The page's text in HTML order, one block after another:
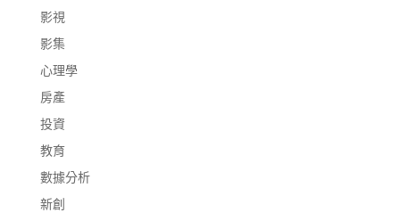
影視
影集
心理學
房產
投資
教育
數據分析
新創